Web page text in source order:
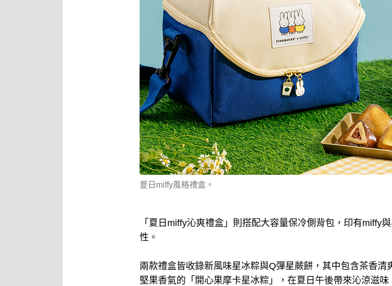
夏日miffy風格禮盒。
「夏日miffy沁爽禮盒」則搭配大容量保冷側背包，印有miffy
性。
兩款禮盒皆收錄新風味星冰粽與Q彈星蕨餅，其中包含茶香
堅果香氣的「開心果摩卡星冰粽」，在夏日午後帶來沁涼滋味